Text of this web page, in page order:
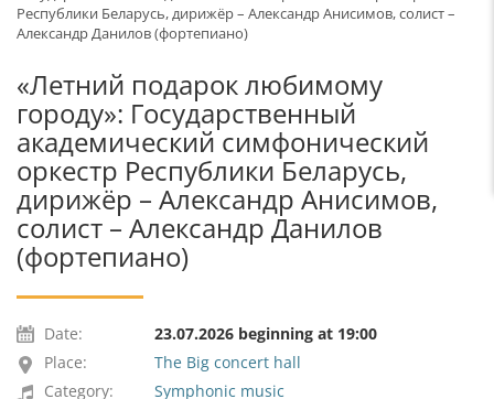
Республики Беларусь, дирижёр – Александр Анисимов, солист –
Александр Данилов (фортепиано)
«Летний подарок любимому
городу»: Государственный
академический симфонический
оркестр Республики Беларусь,
дирижёр – Александр Анисимов,
солист – Александр Данилов
(фортепиано)
Date:
23.07.2026 beginning at 19:00
Place:
The Big concert hall
Category:
Symphonic music